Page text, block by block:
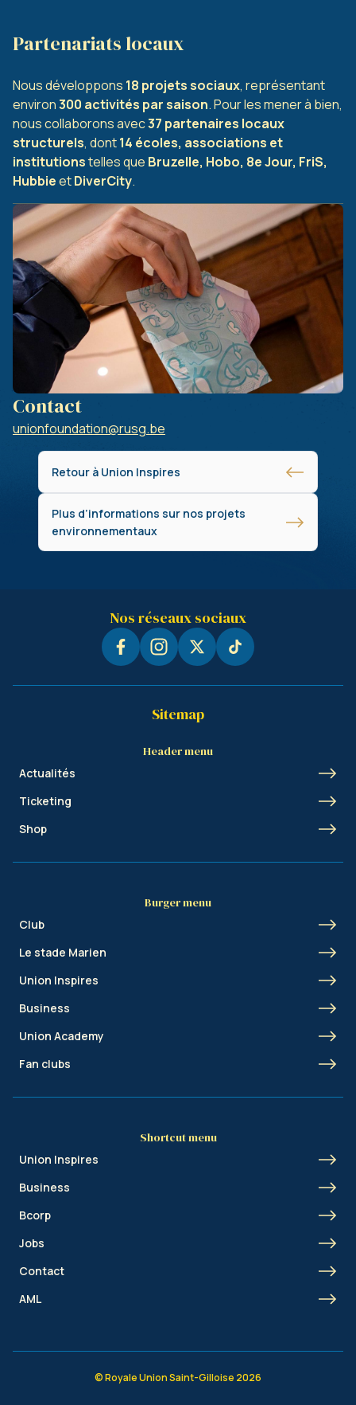
Partenariats locaux
Nous développons 18 projets sociaux, représentant
environ300 activités par saison. Pour les mener à bien,
nous collaborons avec37 partenaires locaux
structurels, dont14 écoles, associations et
institutionstelles que Bruzelle, Hobo, 8e Jour, FriS,
HubbieetDiverCity.
Contact
unionfoundation@rusg.be
Retour à Union Inspires
Plus d’informations sur nos projets
environnementaux
Nos réseaux sociaux
Sitemap
Header menu
Actualités
Ticketing
Shop
Burger menu
Club
Le stade Marien
Union Inspires
Business
Union Academy
Fan clubs
Shortcut menu
Union Inspires
Business
Bcorp
Jobs
Contact
AML
© Royale Union Saint-Gilloise 2026